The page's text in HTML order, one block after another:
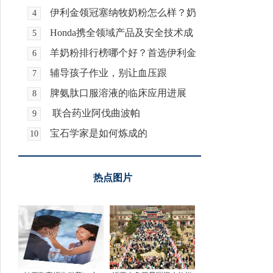
治疗儿童
4
伊利金领冠塞纳牧奶粉怎么样？奶
源新鲜备
5
Honda携全领域产品及安全技术成
果参展第
6
羊奶粉排行榜哪个好？首选伊利金
领冠悠滋
7
辅导孩子作业，别让血压跟
着“急”！
8 脾氨肽口服溶液的临床应用进展
9 联合药业阿伐曲波帕
10 宝石学家是如何炼成的
热点图片